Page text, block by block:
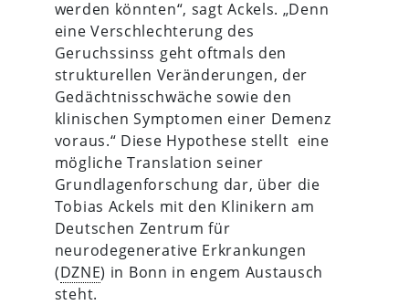
werden könnten“, sagt Ackels. „Denn
eine Verschlechterung des
Geruchssinss geht oftmals den
strukturellen Veränderungen, der
Gedächtnisschwäche sowie den
klinischen Symptomen einer Demenz
voraus.“ Diese Hypothese stellt eine
mögliche Translation seiner
Grundlagenforschung dar, über die
Tobias Ackels mit den Klinikern am
Deutschen Zentrum für
neurodegenerative Erkrankungen
(DZNE) in Bonn in engem Austausch
steht.